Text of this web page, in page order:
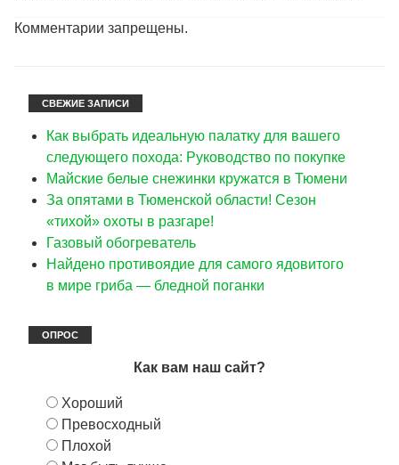
Комментарии запрещены.
СВЕЖИЕ ЗАПИСИ
Как выбрать идеальную палатку для вашего
следующего похода: Руководство по покупке
Майские белые снежинки кружатся в Тюмени
За опятами в Тюменской области! Сезон
«тихой» охоты в разгаре!
Газовый обогреватель
Найдено противоядие для самого ядовитого
в мире гриба — бледной поганки
ОПРОС
Как вам наш сайт?
Хороший
Превосходный
Плохой